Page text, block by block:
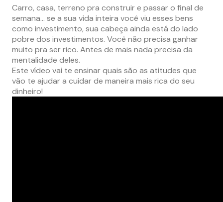
Carro, casa, terreno pra construir e passar o final de
semana… se a sua vida inteira você viu esses bens
como investimento, sua cabeça ainda está do lado
pobre dos investimentos. Você não precisa ganhar
muito pra ser rico. Antes de mais nada precisa da
mentalidade deles.
Este vídeo vai te ensinar quais são as atitudes que
vão te ajudar a cuidar de maneira mais rica do seu
dinheiro!